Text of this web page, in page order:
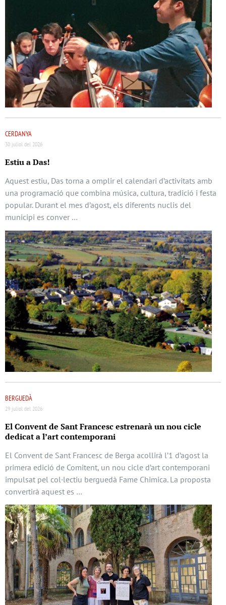
CERDANYA
30 juliol del 2026
Estiu a Das!
Aquest estiu, Das torna a omplir el calendari d’activitats amb
una programació que combina música, cultura, tradició i festa
popular. Durant el mes d’agost, els diferents nuclis del
municipi es conver …
BERGUEDÀ
29 juliol del 2026
El Convent de Sant Francesc estrenarà un nou cicle
dedicat a l’art contemporani
El Convent de Sant Francesc de Berga acollirà l’1 d’agost la
primera edició de Comitent, un nou cicle d’art contemporani
impulsat pel col·lectiu berguedà Fame Chimica. La proposta
convertirà aquest es …